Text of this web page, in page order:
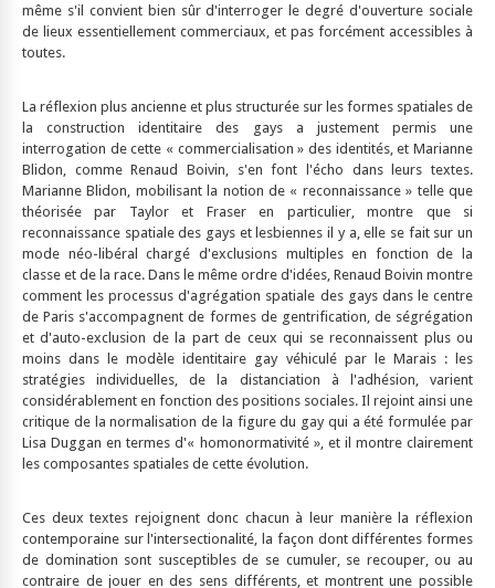
même s'il convient bien sûr d'interroger le degré d'ouverture sociale
de lieux essentiellement commerciaux, et pas forcément accessibles à
toutes.
La réflexion plus ancienne et plus structurée sur les formes spatiales de
la construction identitaire des gays a justement permis une
interrogation de cette « commercialisation » des identités, et Marianne
Blidon, comme Renaud Boivin, s'en font l'écho dans leurs textes.
Marianne Blidon, mobilisant la notion de « reconnaissance » telle que
théorisée par Taylor et Fraser en particulier, montre que si
reconnaissance spatiale des gays et lesbiennes il y a, elle se fait sur un
mode néo-libéral chargé d'exclusions multiples en fonction de la
classe et de la race. Dans le même ordre d'idées, Renaud Boivin montre
comment les processus d'agrégation spatiale des gays dans le centre
de Paris s'accompagnent de formes de gentrification, de ségrégation
et d'auto-exclusion de la part de ceux qui se reconnaissent plus ou
moins dans le modèle identitaire gay véhiculé par le Marais : les
stratégies individuelles, de la distanciation à l'adhésion, varient
considérablement en fonction des positions sociales. Il rejoint ainsi une
critique de la normalisation de la figure du gay qui a été formulée par
Lisa Duggan en termes d'« homonormativité », et il montre clairement
les composantes spatiales de cette évolution.
Ces deux textes rejoignent donc chacun à leur manière la réflexion
contemporaine sur l'intersectionalité, la façon dont différentes formes
de domination sont susceptibles de se cumuler, se recouper, ou au
contraire de jouer en des sens différents, et montrent une possible